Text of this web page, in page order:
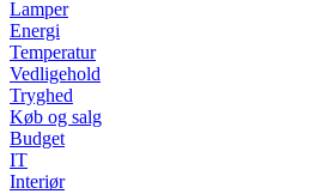
Lamper
Energi
Temperatur
Vedligehold
Tryghed
Køb og salg
Budget
IT
Interiør